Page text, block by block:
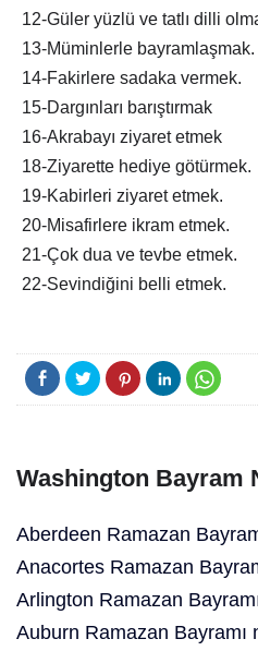
12-Güler yüzlü ve tatlı dilli
13-Müminlerle bayramlaşmak.
14-Fakirlere sadaka vermek.
15-Dargınları barıştırmak
16-Akrabayı ziyaret etmek
18-Ziyarette hediye götürmek.
19-Kabirleri ziyaret etmek.
20-Misafirlere ikram etmek.
21-Çok dua ve tevbe etmek.
22-Sevindiğini belli etmek.
Washington Bayram
Aberdeen Ramazan
Anacortes Ramazan
Arlington Ramazan
Auburn Ramazan Bayramı